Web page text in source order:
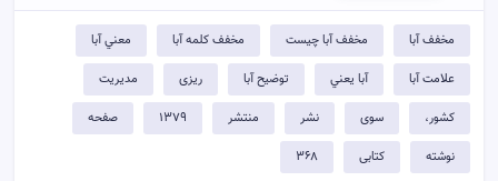
مخفف آبا مخفف آبا چيست مخفف کلمه آبا معني آبا
علامت آبا آبا يعني توضيح آبا ریزی مدیریت
کشور، سوی نشر منتشر ۱۳۷۹ صفحه
نوشته کتابی ۳۶۸